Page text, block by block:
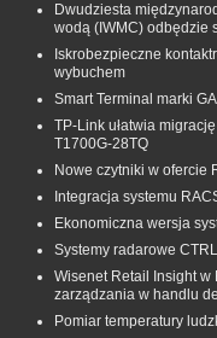
Dwudziesta
wodą (IWMC) odbędzie
Iskrobezpieczne
wybuchem
Smart Terminal marki
TP-Link ułatwia
T1700G‑28TQ
Nowe czytniki w ofercie
Integracja systemu
Ekonomiczna wersja
Systemy radarowe
Wisenet Retail Insight
zarządzania w handlu
Pomiar temperatury